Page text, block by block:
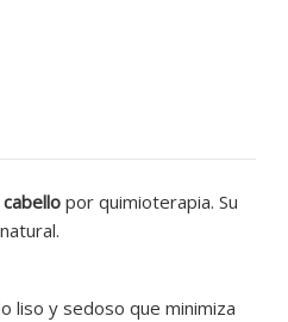
por quimioterapia. Su
liso y sedoso que minimiza